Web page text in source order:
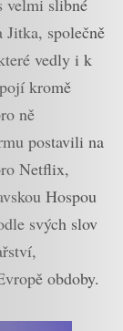
společně
vedly i k
kromě
ně
postavili na
Netflix,
Hospou
svých slov
obdoby.